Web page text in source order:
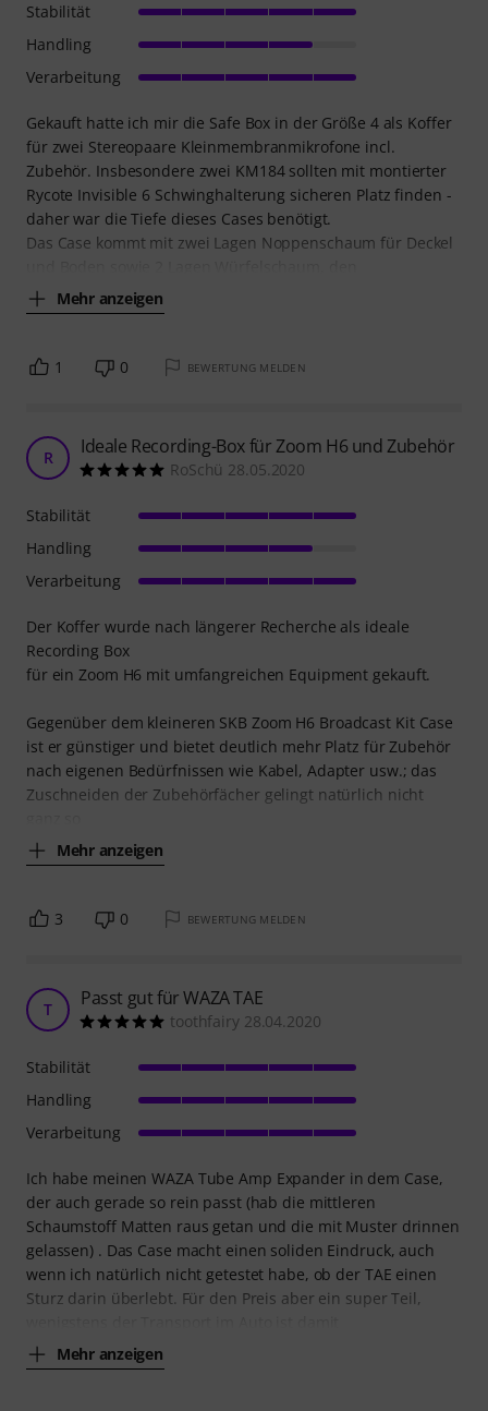
Gekauft hatte ich mir die Safe Box in der Größe 4 als Koffer
für zwei Stereopaare Kleinmembranmikrofone incl.
Zubehör. Insbesondere zwei KM184 sollten mit montierter
Rycote Invisible 6 Schwinghalterung sicheren Platz finden -
daher war die Tiefe dieses Cases benötigt.
Das Case kommt mit zwei Lagen Noppenschaum für Deckel
Mehr anzeigen
Stabilität
Handling
Verarbeitung
1 0 BEWERTUNG MELDEN
R Ideale Recording-Box für Zoom H6 und Zubehör
RoSchü 28.05.2020
Der Koffer wurde nach längerer Recherche als ideale
Recording Box
für ein Zoom H6 mit umfangreichen Equipment gekauft.
Gegenüber dem kleineren SKB Zoom H6 Broadcast Kit Case
ist er günstiger und bietet deutlich mehr Platz für Zubehör
nach eigenen Bedürfnissen wie Kabel, Adapter usw.; das
Zuschneiden der Zubehörfächer gelingt natürlich nicht
Mehr anzeigen
Stabilität
Handling
Verarbeitung
3 0 BEWERTUNG MELDEN
T Passt gut für WAZA TAE
toothfairy 28.04.2020
Ich habe meinen WAZA Tube Amp Expander in dem Case,
der auch gerade so rein passt (hab die mittleren
Schaumstoff Matten raus getan und die mit Muster drinnen
gelassen) . Das Case macht einen soliden Eindruck, auch
wenn ich natürlich nicht getestet habe, ob der TAE einen
Sturz darin überlebt. Für den Preis aber ein super Teil,
Mehr anzeigen
Stabilität
Handling
Verarbeitung